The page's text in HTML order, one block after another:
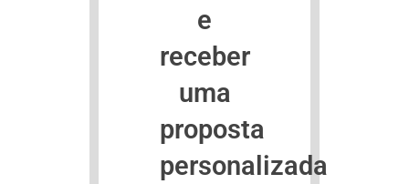
e
receber
uma
proposta
personalizada